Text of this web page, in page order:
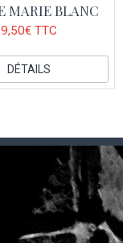
MARIE BLANC
9,50€ TTC
DÉTAILS